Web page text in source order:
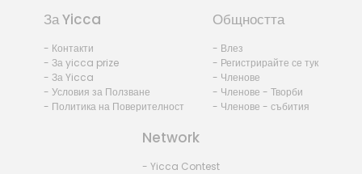
За Yicca
- Контакти
- За yicca prize
- За Yicca
- Условия за Ползване
- Политика на Поверителност
Общността
- Влез
- Регистрирайте се тук
- Членове
- Членове - Творби
- Членове - събития
Network
- Yicca Contest